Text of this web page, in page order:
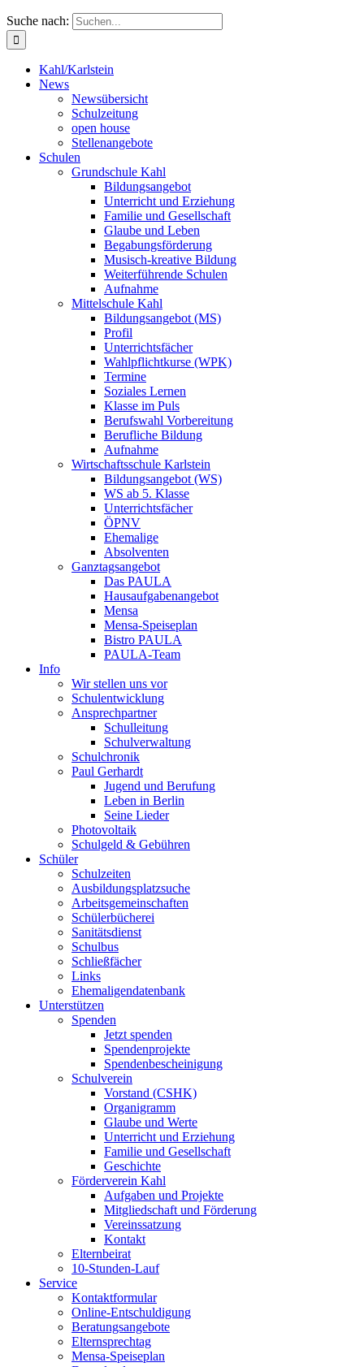
Suche nach:
Kahl/Karlstein
News
Newsübersicht
Schulzeitung
open house
Stellenangebote
Schulen
Grundschule Kahl
Bildungsangebot
Unterricht und Erziehung
Familie und Gesellschaft
Glaube und Leben
Begabungsförderung
Musisch-kreative Bildung
Weiterführende Schulen
Aufnahme
Mittelschule Kahl
Bildungsangebot (MS)
Profil
Unterrichtsfächer
Wahlpflichtkurse (WPK)
Termine
Soziales Lernen
Klasse im Puls
Berufswahl Vorbereitung
Berufliche Bildung
Aufnahme
Wirtschaftsschule Karlstein
Bildungsangebot (WS)
WS ab 5. Klasse
Unterrichtsfächer
ÖPNV
Ehemalige
Absolventen
Ganztagsangebot
Das PAULA
Hausaufgabenangebot
Mensa
Mensa-Speiseplan
Bistro PAULA
PAULA-Team
Info
Wir stellen uns vor
Schulentwicklung
Ansprechpartner
Schulleitung
Schulverwaltung
Schulchronik
Paul Gerhardt
Jugend und Berufung
Leben in Berlin
Seine Lieder
Photovoltaik
Schulgeld & Gebühren
Schüler
Schulzeiten
Ausbildungsplatzsuche
Arbeitsgemeinschaften
Schülerbücherei
Sanitätsdienst
Schulbus
Schließfächer
Links
Ehemaligendatenbank
Unterstützen
Spenden
Jetzt spenden
Spendenprojekte
Spendenbescheinigung
Schulverein
Vorstand (CSHK)
Organigramm
Glaube und Werte
Unterricht und Erziehung
Familie und Gesellschaft
Geschichte
Förderverein Kahl
Aufgaben und Projekte
Mitgliedschaft und Förderung
Vereinssatzung
Kontakt
Elternbeirat
10-Stunden-Lauf
Service
Kontaktformular
Online-Entschuldigung
Beratungsangebote
Elternsprechtag
Mensa-Speiseplan